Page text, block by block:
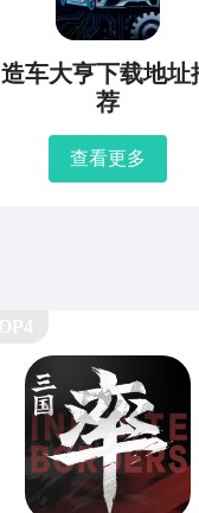
造车大亨下载地址
荐
查看更多